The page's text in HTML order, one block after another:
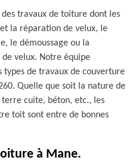
travaux de toiture dont les
la réparation de velux, le
le démoussage ou la
velux. Notre équipe
de travaux de couverture
Quelle que soit la nature de
cuite, béton, etc., les
toit sont entre de bonnes
à Mane.